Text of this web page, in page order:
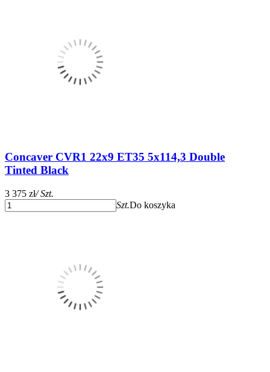
Concaver CVR1 22x9 ET35 5x114,3 Double
Tinted Black
3 375 zł/ Szt.
Szt.Do koszyka